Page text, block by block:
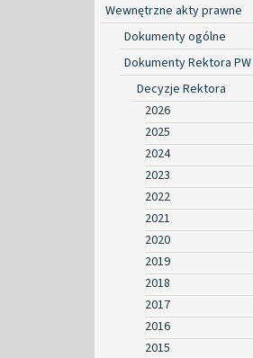
Wewnętrzne akty prawne
Dokumenty ogólne
Dokumenty Rektora PW
Decyzje Rektora
2026
2025
2024
2023
2022
2021
2020
2019
2018
2017
2016
2015